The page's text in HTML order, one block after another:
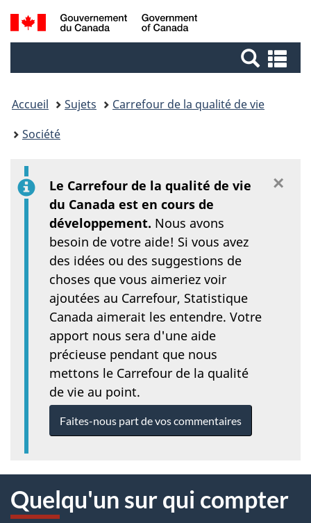
Passer
au
Passer
au
Passer
à
simplifiée
/
of
Recherche
et
Accueil Sujets
Carrefour de la qualité de vie
Société
Le Carrefour de la qualité de vie
du Canada est en cours de
développement. Nous avons
besoin de votre aide! Si vous avez
des idées ou des suggestions de
choses que vous aimeriez voir
ajoutées au Carrefour, Statistique
Canada aimerait les entendre. Votre
apport nous sera d'une aide
précieuse pendant que nous
mettons le Carrefour de la qualité
de vie au point.
Faites-nous part de vos commentaires
×
Quelqu'un sur qui compter